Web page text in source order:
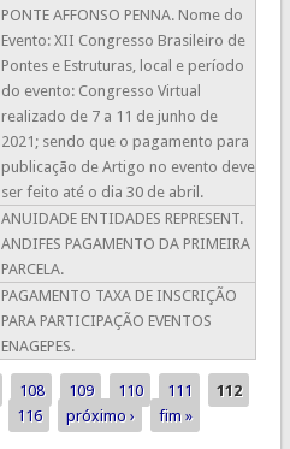
PONTE AFFONSO PENNA. Nome do
Evento: XII Congresso Brasileiro de
Pontes e Estruturas, local e período
do evento: Congresso Virtual
realizado de 7 a 11 de junho de
2021; sendo que o pagamento para
publicação de Artigo no evento deve
ser feito até o dia 30 de abril.
ANUIDADE ENTIDADES REPRESENT.
ANDIFES PAGAMENTO DA PRIMEIRA
PARCELA​.
PAGAMENTO TAXA DE INSCRIÇÃO
PARA PARTICIPAÇÃO EVENTOS
ENAGEPES.
108 109 110 111
112
116 próximo › fim »